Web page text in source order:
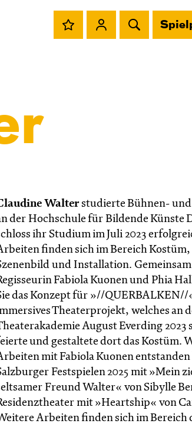
Walterstudierte Bühnen-
der Hochschule für Bildende Künste
ihr Studium im Juli 2023
finden sich im Bereich
und Installation.
Fabiola Kuonen und Phia
das Konzept für »//QUERBALKEN//
Theaterprojekt, welches an
August Everding 2023
und gestaltete dort das Kostüm.
mit Fabiola Kuonen entstanden
Festspielen 2025 mit »Mein
Freund Walter« von Sibylle
mit »Heartship« von
Arbeiten finden sich im Bereich